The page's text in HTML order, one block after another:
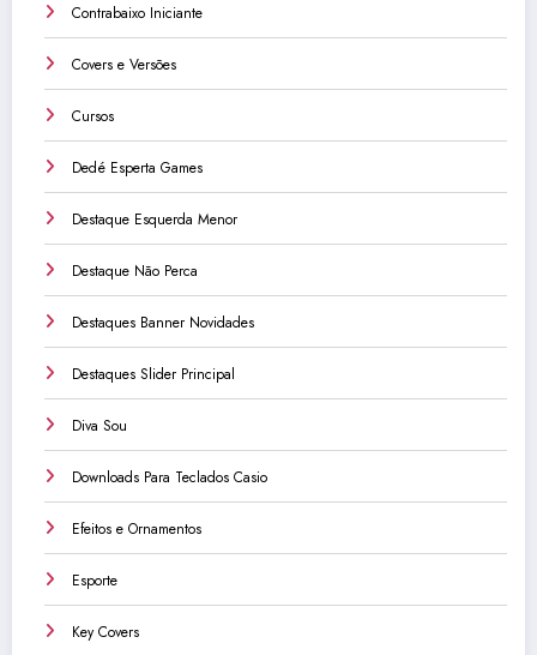
Contrabaixo Iniciante
Covers e Versões
Cursos
Dedé Esperta Games
Destaque Esquerda Menor
Destaque Não Perca
Destaques Banner Novidades
Destaques Slider Principal
Diva Sou
Downloads Para Teclados Casio
Efeitos e Ornamentos
Esporte
Key Covers